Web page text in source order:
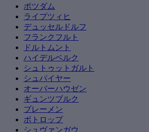
ポツダム
ライプツィヒ
デュッセルドルフ
フランクフルト
ドルトムント
ハイデルベルク
シュトゥットガルト
シュパイヤー
オーバーハウゼン
ギュンツブルク
ブレーメン
ボトロップ
シュヴァンガウ